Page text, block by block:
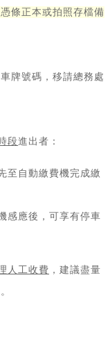
條正本或拍照存檔備
牌號碼，移請總務處
段進出者：
至自動繳費機完成繳
感應後，可享有停車
人工收費 ，建議盡量